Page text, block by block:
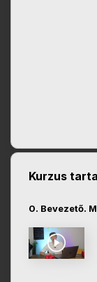
Kurzus
0. Bevezető.